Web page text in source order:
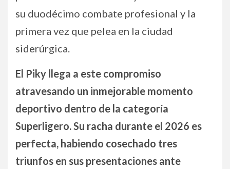
su duodécimo combate profesional y la
primera vez que pelea en la ciudad
siderúrgica.
El Piky llega a este compromiso
atravesando un inmejorable momento
deportivo dentro de la categoría
Superligero. Su racha durante el 2026 es
perfecta, habiendo cosechado tres
triunfos en sus presentaciones ante